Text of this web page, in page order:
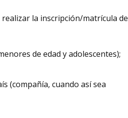
la inscripción/matrícula de
de edad y adolescentes);
(compañía, cuando así sea